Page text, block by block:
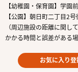
【幼稚園・保育園】学園
【公園】朝日町二丁目2
（周辺施設の距離に関し
かかる時間と誤差がある
お気に入り登